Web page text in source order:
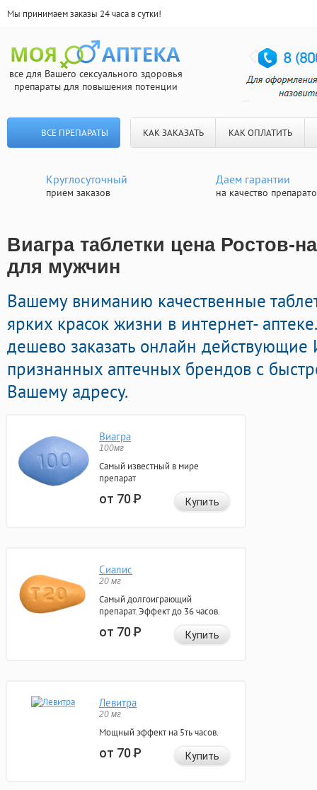
Мы принимаем заказы 24 часа в сутки!
все для Вашего сексуального здоровья
препараты для повышения потенции
ВСЕ ПРЕПАРАТЫ КАК ЗАКАЗАТЬ КАК ОПЛАТИТЬ
Круглосуточный
прием заказов
Даем гарантии
на качество
Виагра таблетки цена Ростов-
для мужчин
Вашему вниманию качественные
ярких красок жизни в интернет-
дешево заказать онлайн
признанных аптечных брендов с
Вашему адресу.
Виагра
100мг
Самый известный в мире
препарат
от 70Р Купить
Сиалис
20 мг
Самый долгоиграющий
препарат. Эффект до 36 часов.
от 70Р Купить
Левитра
20 мг
Мощный эффект на 5ть часов.
от 70Р Купить